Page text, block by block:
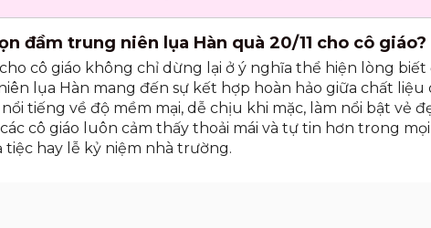
đầm trung niên lụa Hàn quà 20/11 cho cô giáo?
cô giáo không chỉ dừng lại ở ý nghĩa thể hiện lòng
lụa Hàn mang đến sự kết hợp hoàn hảo giữa chất liệu
tiếng về độ mềm mại, dễ chịu khi mặc, làm nổi bật vẻ
cô giáo luôn cảm thấy thoải mái và tự tin hơn trong
tiệc hay lễ kỷ niệm nhà trường.